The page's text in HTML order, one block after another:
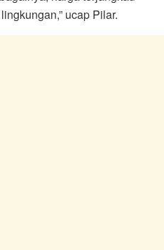
ucap Pilar.